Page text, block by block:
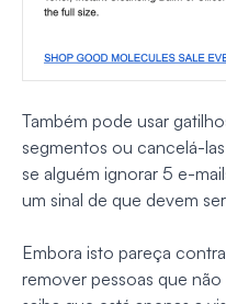
Também pode usar
segmentos ou cancelá-
se alguém ignorar 5 e-
um sinal de que devem
Embora isto pareça
remover pessoas que